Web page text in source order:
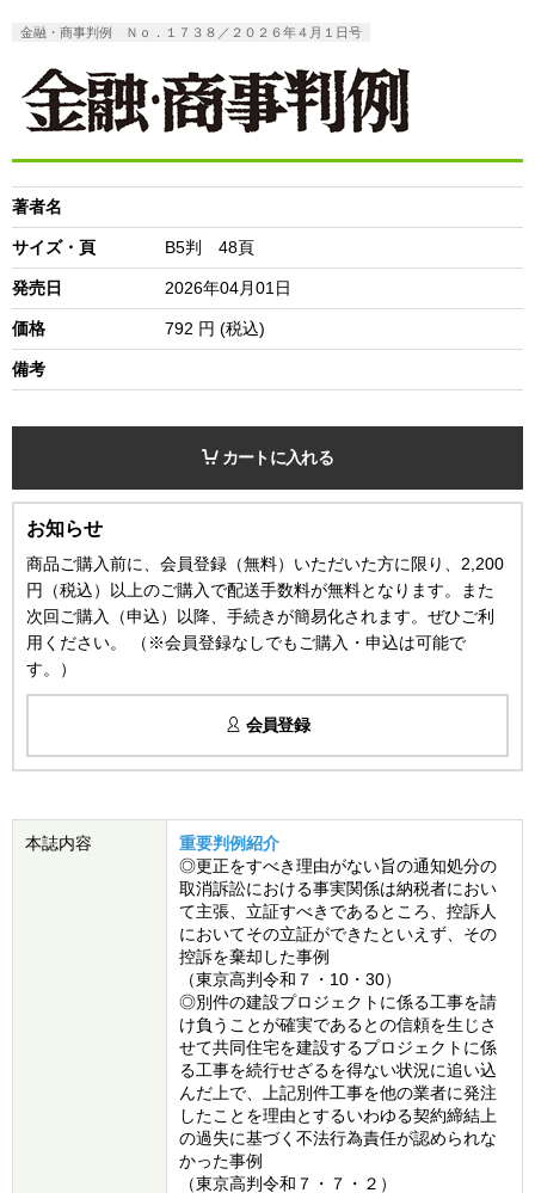
金融・商事判例 Ｎｏ．１７３８／２０２６年４月１日号
著者名
サイズ・頁 B5判 48頁
発売日 2026年04月01日
価格 792 円 (税込)
備考
カートに入れる
お知らせ
商品ご購入前に、会員登録（無料）いただいた方に限り、2,200
円（税込）以上のご購入で配送手数料が無料となります。また
次回ご購入（申込）以降、手続きが簡易化されます。ぜひご利
用ください。 （※会員登録なしでもご購入・申込は可能で
す。）
会員登録
本誌内容
重要判例紹介
◎更正をすべき理由がない旨の通知処分の
取消訴訟における事実関係は納税者におい
て主張、立証すべきであるところ、控訴人
においてその立証ができたといえず、その
控訴を棄却した事例
（東京高判令和７・10・30）
◎別件の建設プロジェクトに係る工事を請
け負うことが確実であるとの信頼を生じさ
せて共同住宅を建設するプロジェクトに係
る工事を続行せざるを得ない状況に追い込
んだ上で、上記別件工事を他の業者に発注
したことを理由とするいわゆる契約締結上
の過失に基づく不法行為責任が認められな
かった事例
（東京高判令和７・７・２）